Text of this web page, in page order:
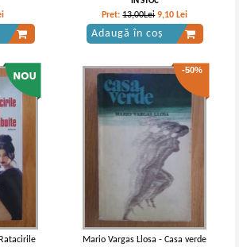
Pret:13,00Lei 9,10 Lei
Adaugă în coș
-50%
Mario Vargas Llosa - Casa verde